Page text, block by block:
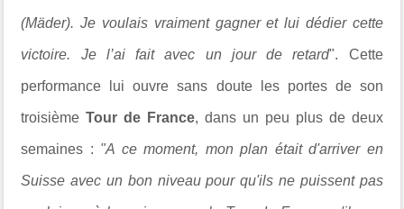
(Mäder). Je voulais vraiment gagner et lui dédier cette
victoire. Je l’ai fait avec un jour de retard". Cette
performance lui ouvre sans doute les portes de son
troisièmeTour de France, dans un peu plus de deux
semaines : "A ce moment, mon plan était d'arriver en
Suisse avec un bon niveau pour qu'ils ne puissent pas